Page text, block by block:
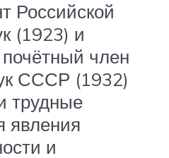
Российской
(1923) и
член
СССР (1932)
трудные
явления
и